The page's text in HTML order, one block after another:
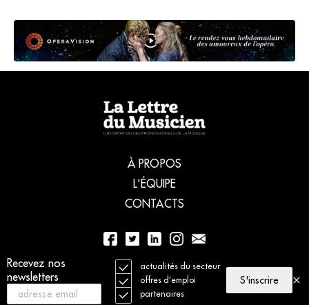
Recevez nos
newsletters
actualités du secteur
offres d’emploi
partenaires
S'inscrire
À PROPOS
L'ÉQUIPE
CONTACTS
01 56 77 04 00
© 2021 La Lettre du Musicien. Tous droits réservés